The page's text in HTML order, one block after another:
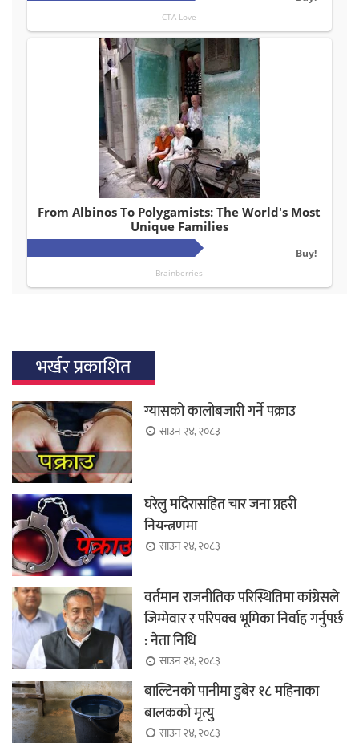
भर्खर प्रकाशित
ग्यासको कालोबजारी गर्ने पक्राउ
साउन २४, २०८३
घरेलु मदिरासहित चार जना प्रहरी
नियन्त्रणमा
साउन २४, २०८३
वर्तमान राजनीतिक परिस्थितिमा कांग्रेसले
जिम्मेवार र परिपक्व भूमिका निर्वाह गर्नुपर्छ
: नेता निधि
साउन २४, २०८३
बाल्टिनको पानीमा डुबेर १८ महिनाका
बालकको मृत्यु
साउन २४, २०८३